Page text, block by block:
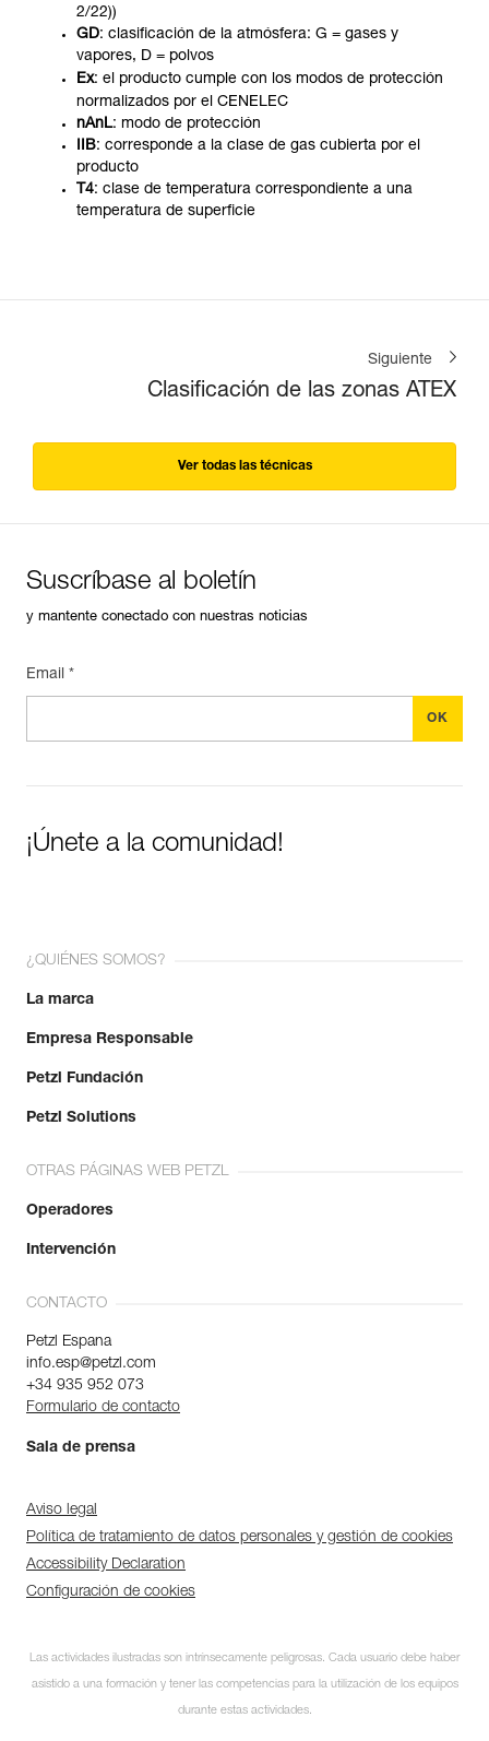
2/22))
GD: clasificación de la atmósfera: G = gases y
vapores, D = polvos
Ex: el producto cumple con los modos de protección
normalizados por el CENELEC
nAnL: modo de protección
IIB: corresponde a la clase de gas cubierta por el
producto
T4: clase de temperatura correspondiente a una
temperatura de superficie
Siguiente
Clasificación de las zonas ATEX
Ver todas las técnicas
Suscríbase al boletín
y mantente conectado con nuestras noticias
Email *
¡Únete a la comunidad!
¿QUIÉNES SOMOS?
La marca
Empresa Responsable
Petzl Fundación
Petzl Solutions
OTRAS PÁGINAS WEB PETZL
Operadores
Intervención
CONTACTO
Petzl Espana
info.esp@petzl.com
+34 935 952 073
Formulario de contacto
Sala de prensa
Aviso legal
Política de tratamiento de datos personales y gestión de cookies
Accessibility Declaration
Configuración de cookies
Las actividades ilustradas son intrínsecamente peligrosas. Cada usuario debe haber
asistido a una formación y tener las competencias para la utilización de los equipos
durante estas actividades.